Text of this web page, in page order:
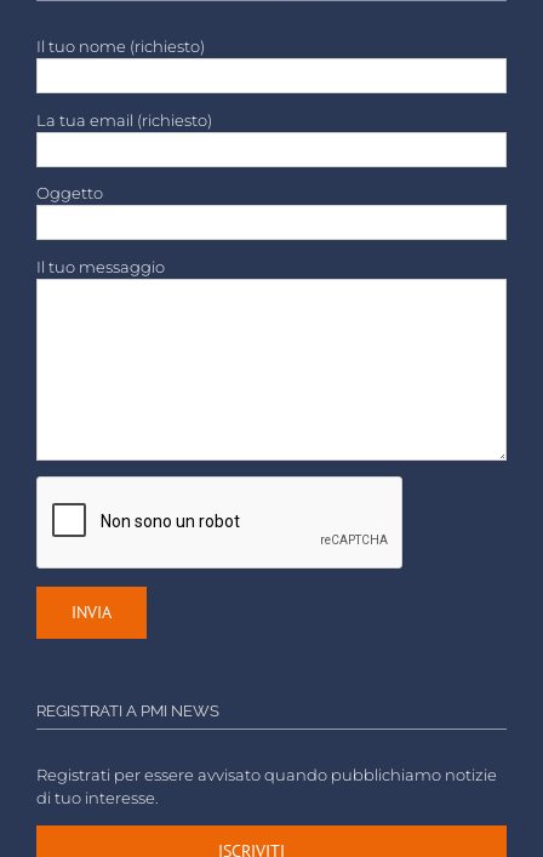
Il tuo nome (richiesto)
La tua email (richiesto)
Oggetto
Il tuo messaggio
REGISTRATI A PMI NEWS
Registrati per essere avvisato quando pubblichiamo notizie
di tuo interesse.
ISCRIVITI